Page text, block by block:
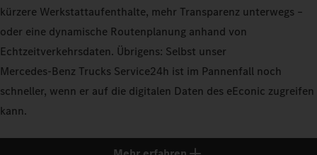
kürzere Werkstattaufenthalte, mehr Transparenz unterwegs –
oder eine dynamische Routenplanung anhand von
Echtzeitverkehrsdaten. Übrigens: Selbst unser
Mercedes‑Benz Trucks Service24h ist im Pannenfall noch
schneller, wenn er auf die digitalen Daten des eEconic zugreifen
kann.